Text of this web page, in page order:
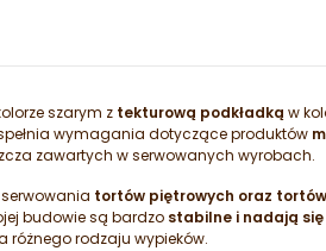
szarym z tekturową podkładką w
wymagania dotyczące produktów
zawartych w serwowanych wyrobach.
tortów piętrowych oraz
budowie są bardzo stabilne i nadają
różnego rodzaju wypieków.